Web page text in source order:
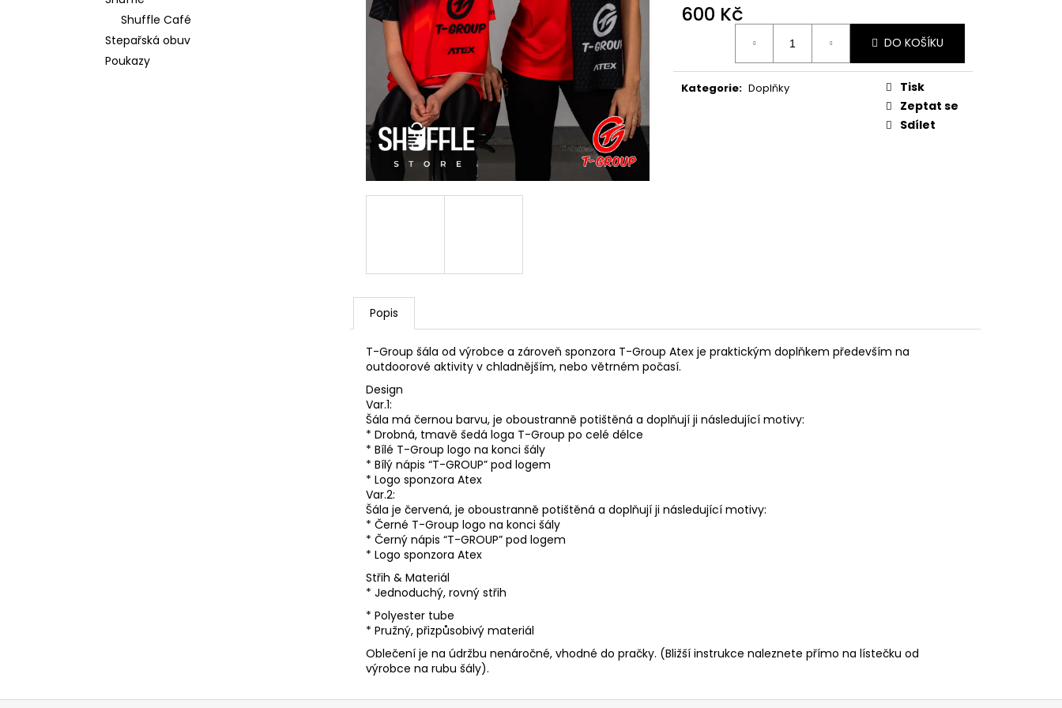
Shuffle Café
Stepařská obuv
Poukazy
600 Kč
DO KOŠÍKU
Kategorie: Doplňky
Tisk
Zeptat se
Sdílet
Popis
T-Group šála od výrobce a zároveň sponzora T-Group Atex je praktickým doplňkem především na
outdoorové aktivity v chladnějším, nebo větrném počasí.
Design
Var.1:
Šála má černou barvu, je oboustranně potištěná a doplňují ji následující motivy:
* Drobná, tmavě šedá loga T-Group po celé délce
* Bílé T-Group logo na konci šály
* Bílý nápis “T-GROUP” pod logem
* Logo sponzora Atex
Var.2:
Šála je červená, je oboustranně potištěná a doplňují ji následující motivy:
* Černé T-Group logo na konci šály
* Černý nápis “T-GROUP” pod logem
* Logo sponzora Atex
Střih & Materiál
* Jednoduchý, rovný střih
* Polyester tube
* Pružný, přizpůsobivý materiál
Oblečení je na údržbu nenáročné, vhodné do pračky. (Bližší instrukce naleznete přímo na lístečku od
výrobce na rubu šály).